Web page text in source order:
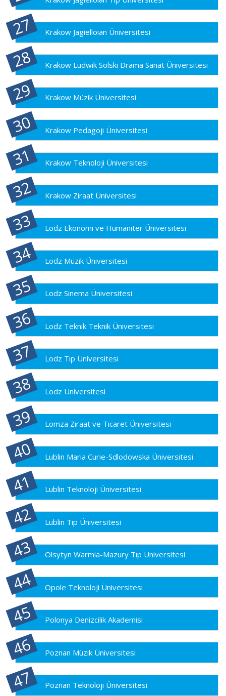
Krakow Jagielloian Üniversitesi
Krakow Ludwik Solski Drama Sanat Üniversitesi
Krakow Müzik Üniversitesi
Krakow Pedagoji Üniversitesi
Krakow Teknoloji Üniversitesi
Krakow Ziraat Üniversitesi
Lodz Ekonomi ve Humaniter Üniversitesi
Lodz Müzik Üniversitesi
Lodz Sinema Üniversitesi
Lodz Teknik Teknik Üniversitesi
Lodz Tıp Üniversitesi
Lodz Üniversitesi
Lomza Ziraat ve Ticaret Üniversitesi
Lublin Maria Curie-Sdlodowska Üniversitesi
Lublin Teknoloji Üniversitesi
Lublin Tıp Üniversitesi
Olsytyn Warmia-Mazury Tıp Üniversitesi
Opole Teknoloji Üniversitesi
Polonya Denizcilik Akademisi
Poznan Müzik Üniversitesi
Poznan Teknoloji Üniversitesi